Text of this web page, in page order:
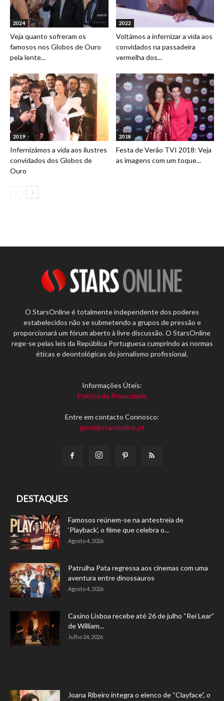
2024
Veja quanto sofreram os
famosos nos Globos de Ouro
pela lente...
2022
Voltámos a infernizar a vida aos
convidados na passadeira
vermelha dos...
2019
Infernizámos a vida aos ilustres
convidados dos Globos de
Ouro
2018
Festa de Verão TVI 2018: Veja
as imagens com um toque...
O StarsOnline é totalmente independente dos poderes
estabelecidos não se submetendo a grupos de pressão e
proporcionará um fórum aberto à livre discussão. O StarsOnline
rege-se pelas leis da República Portuguesa cumprindo as normas
éticas e deontológicas do jornalismo profissional.
Informações Úteis:
Política de Privacidade
Entre em contacto Connosco:
geral@starsonline.pt
DESTAQUES
Famosos reúnem-se na antestreia de
‘Playback’, o filme que celebra o...
Agosto 4, 2026
Patrulha Pata regressa aos cinemas com uma
aventura entre dinossauros
Agosto 4, 2026
Casino Lisboa recebe até 26 de julho “Rei Lear”
de William...
Julho 24, 2026
Joana Ribeiro integra o elenco de “Clayface”, o